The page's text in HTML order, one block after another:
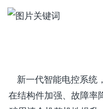
新一代智能电控系统
在结构件加强、故障率